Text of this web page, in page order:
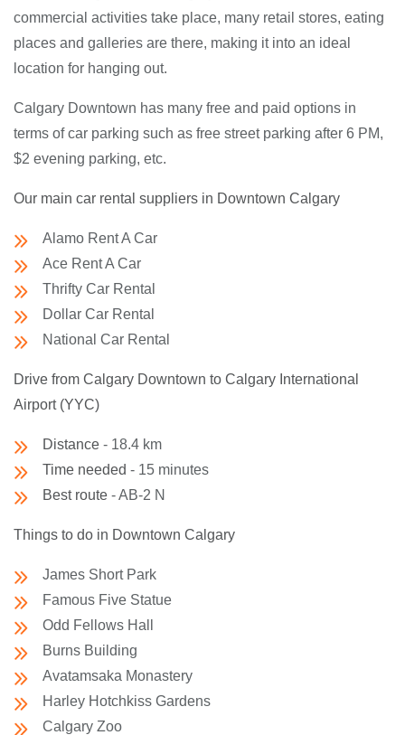
commercial activities take place, many retail stores, eating
places and galleries are there, making it into an ideal
location for hanging out.
Calgary Downtown has many free and paid options in
terms of car parking such as free street parking after 6 PM,
$2 evening parking, etc.
Our main car rental suppliers in Downtown Calgary
Alamo Rent A Car
Ace Rent A Car
Thrifty Car Rental
Dollar Car Rental
National Car Rental
Drive from Calgary Downtown to Calgary International
Airport (YYC)
Distance - 18.4 km
Time needed - 15 minutes
Best route - AB-2 N
Things to do in Downtown Calgary
James Short Park
Famous Five Statue
Odd Fellows Hall
Burns Building
Avatamsaka Monastery
Harley Hotchkiss Gardens
Calgary Zoo